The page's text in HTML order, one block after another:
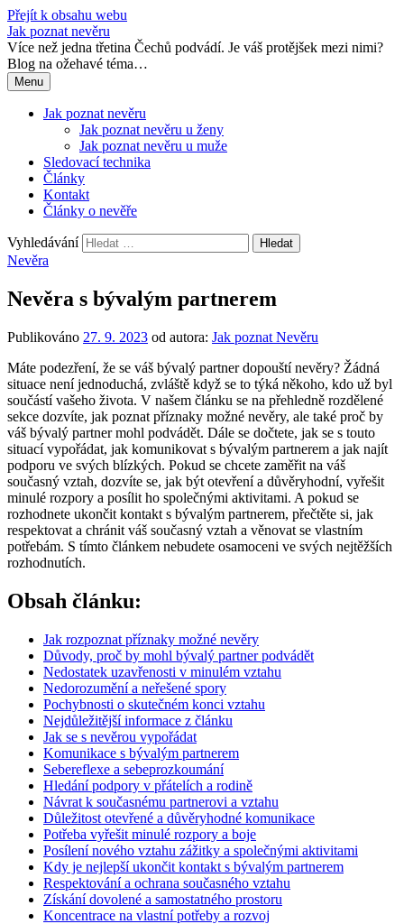
Přejít k obsahu webu
Jak poznat nevěru
Více než jedna třetina Čechů podvádí. Je váš protějšek mezi nimi?
Blog na ožehavé téma…
Menu
Jak poznat nevěru
Jak poznat nevěru u ženy
Jak poznat nevěru u muže
Sledovací technika
Články
Kontakt
Články o nevěře
Vyhledávání
Nevěra
Nevěra s bývalým partnerem
Publikováno 27. 9. 2023 od autora: Jak poznat Nevěru
Máte podezření, že se váš bývalý partner dopouští nevěry? Žádná
situace není jednoduchá, zvláště když se to týká někoho, kdo už byl
součástí vašeho života. V našem článku se na přehledně rozdělené
sekce dozvíte, jak poznat příznaky možné nevěry, ale také proč by
váš bývalý partner mohl podvádět. Dále se dočtete, jak se s touto
situací vypořádat, jak komunikovat s bývalým partnerem a jak najít
podporu ve svých blízkých. Pokud se chcete zaměřit na váš
současný vztah, dozvíte se, jak být otevření a důvěryhodní, vyřešit
minulé rozpory a posílit ho společnými aktivitami. A pokud se
rozhodnete ukončit kontakt s bývalým partnerem, přečtěte si, jak
respektovat a chránit váš současný vztah a věnovat se vlastním
potřebám. S tímto článkem nebudete osamoceni ve svých nejtěžších
rozhodnutích.
Obsah článku:
Jak rozpoznat příznaky možné nevěry
Důvody, proč by mohl bývalý partner podvádět
Nedostatek uzavřenosti v minulém vztahu
Nedorozumění a neřešené spory
Pochybnosti o skutečném konci vztahu
Nejdůležitější informace z článku
Jak se s nevěrou vypořádat
Komunikace s bývalým partnerem
Sebereflexe a sebeprozkoumání
Hledání podpory v přátelích a rodině
Návrat k současnému partnerovi a vztahu
Důležitost otevřené a důvěryhodné komunikace
Potřeba vyřešit minulé rozpory a boje
Posílení nového vztahu zážitky a společnými aktivitami
Kdy je nejlepší ukončit kontakt s bývalým partnerem
Respektování a ochrana současného vztahu
Získání dovolené a samostatného prostoru
Koncentrace na vlastní potřeby a rozvoj